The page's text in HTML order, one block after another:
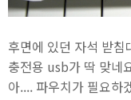
후면에 있던 자석 받
충전용 usb가 딱 맞네
아.... 파우치가 필요하